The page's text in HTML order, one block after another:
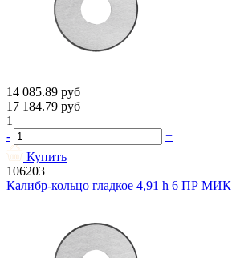
14 085.89 руб
17 184.79 руб
1
-
+
Купить
106203
Калибр-кольцо гладкое 4,91 h 6 ПР МИК